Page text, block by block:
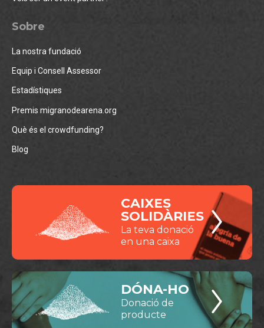
Sobre
La nostra fundació
Equip i Consell Assessor
Estadístiques
Premis migranodearena.org
Què és el crowdfunding?
Blog
CAIXES
SOLIDÀRIES
La teva donació
en una caixa
DÓNA-HO
Donació de
producte